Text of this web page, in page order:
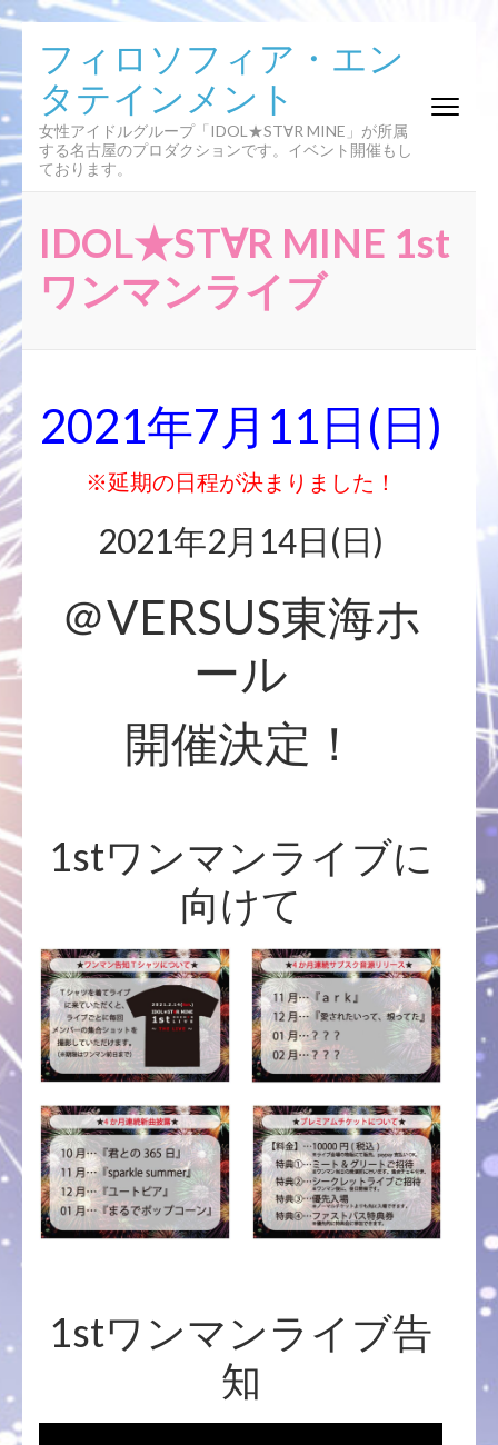
コ
テ
ツ
へ
ス
キ
プ
(Enter
を
す)
フィロソフィア・エン
タテインメント
女性アイドルグループ「IDOL★ST∀R MINE」が所属
する名古屋のプロダクションです。イベント開催もし
ております。
IDOL★ST∀R MINE 1st
ワンマンライブ
2021年7月11日(日)
※延期の日程が決まりました！
2021年2月14日(日)
＠VERSUS東海ホ
ール
開催決定！
1stワンマンライブに
向けて
1stワンマンライブ告
知